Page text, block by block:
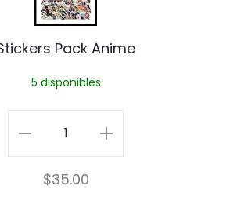
i
c
k
s
Pack Anime
5 disponibles
Stickers
Pack
Anime
$35.00